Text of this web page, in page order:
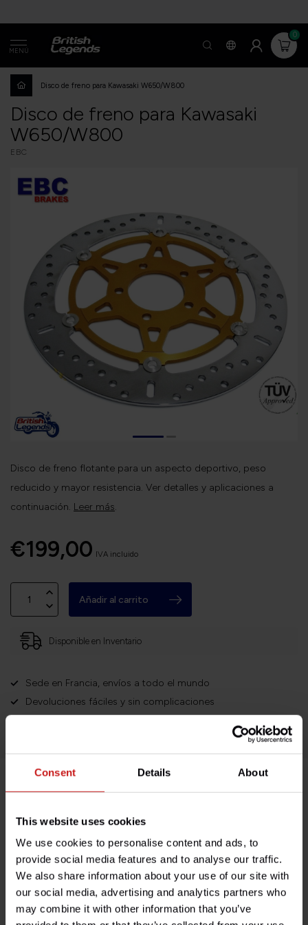
Consent Details About
This website uses cookies
We use cookies to personalise content and ads, to
provide social media features and to analyse our traffic.
We also share information about your use of our site with
our social media, advertising and analytics partners who
may combine it with other information that you’ve
MENÚ
0
Disco de freno para Kawasaki W650/W800
Disco de freno para Kawasaki
W650/W800
EBC
Disco de freno flotante para un aspecto deportivo, peso
reducido y mayor resistencia. Ver detalles y aplicaciones a
continuación. Leer más.
€199,00 IVA incluido
Añadir al carrito
Disponible en Inventario
Sede en Francia, envíos a todo el mundo
Devoluciones fáciles y sin complicaciones
Especificaciones
¿Tienes alguna pregunta sobre este producto?
¿Necesita ayuda con su pedido? No dude en contactar